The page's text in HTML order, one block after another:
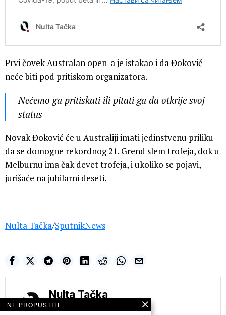
Prvi čovek Australan open-a je istakao i da Đoković
neće biti pod pritiskom organizatora.
Nećemo ga pritiskati ili pitati ga da otkrije svoj
status
Novak Đoković će u Australiji imati jedinstvenu priliku
da se domogne rekordnog 21. Grend slem trofeja, dok u
Melburnu ima čak devet trofeja, i ukoliko se pojavi,
jurišaće na jubilarni deseti.
Nulta Tačka/SputnikNews
Nulta Tačka
NE PROPUSTITE